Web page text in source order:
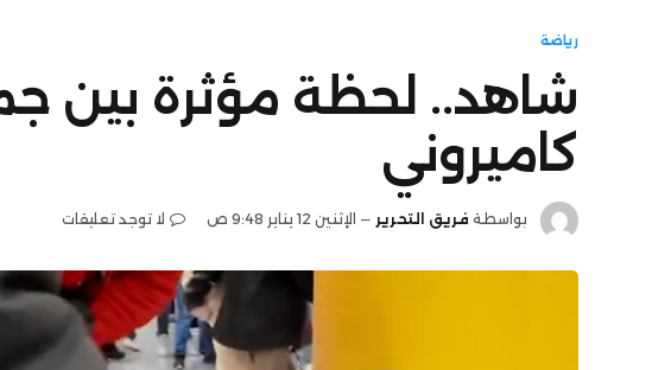
رياضة
شاهد.. لحظة مؤثرة بين
كاميروني
بواسطة فريق التحرير الإثنين 12 يناير 9:48 ص لا توجد تعليقات